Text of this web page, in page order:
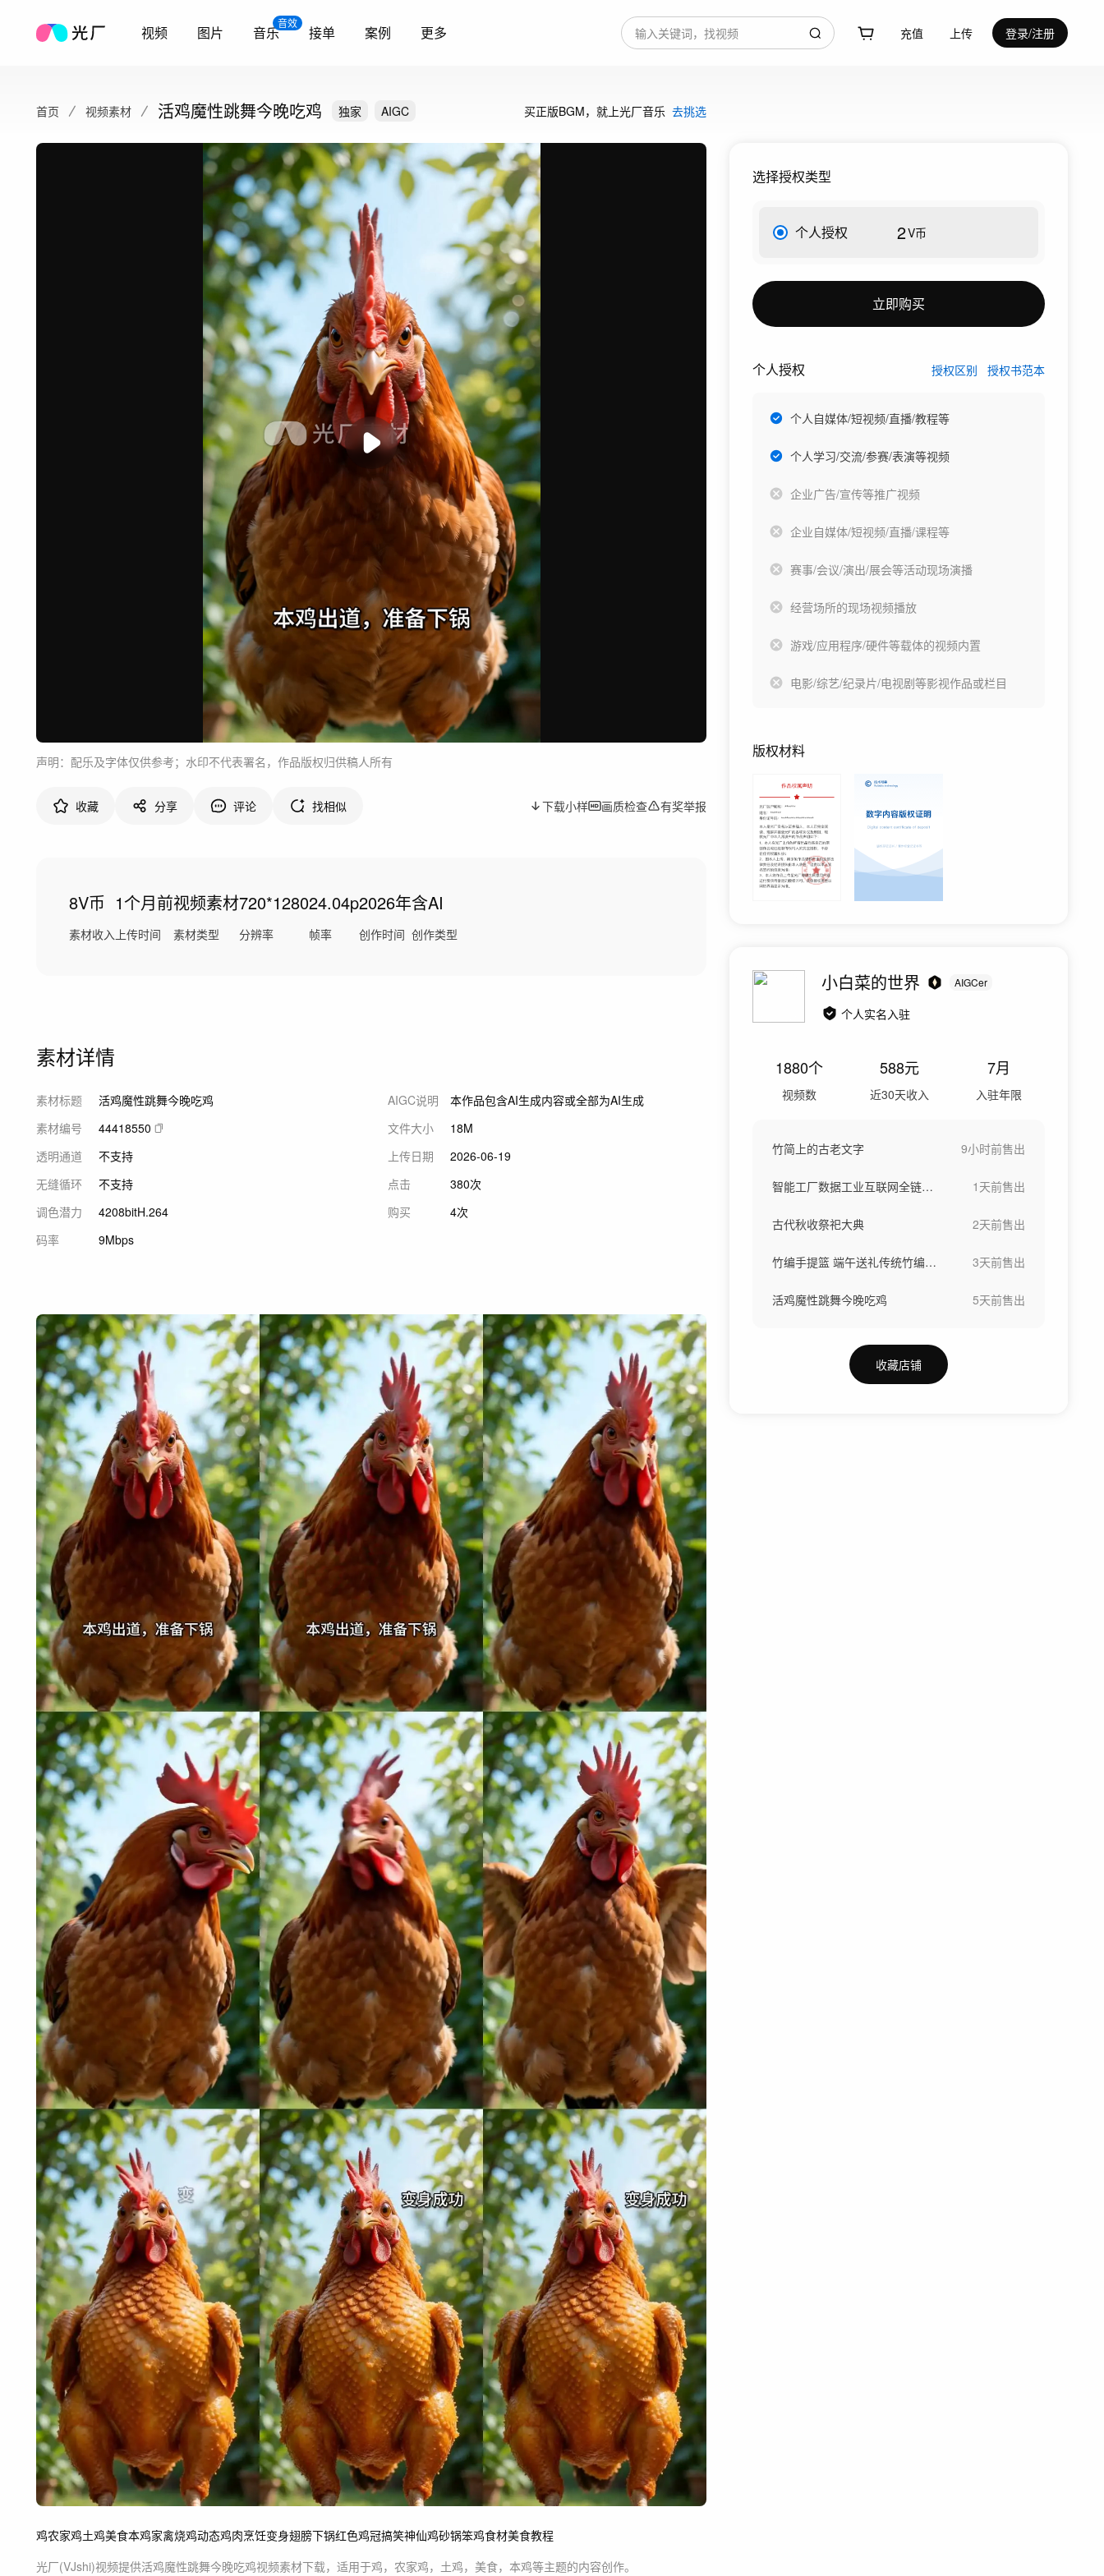
视频 图片
音效
音乐 接单 案例 更多 充值 上传 登录/注册
首页 视频素材 活鸡魔性跳舞今晚吃鸡 独家 AIGC 买正版BGM，就上光厂音乐 去挑选
声明：配乐及字体仅供参考；水印不代表署名，作品版权归供稿人所有
收藏 分享 评论 找相似 下载小样 画质检查 有奖举报
8V币
素材收入
1个月前
上传时间
视频素材
素材类型
720*1280
分辨率
24.04p
帧率
2026年
创作时间
含AI
创作类型
素材详情
素材标题
活鸡魔性跳舞今晚吃鸡
素材编号
44418550
透明通道
不支持
无缝循环
不支持
调色潜力
4208bitH.264
码率
9Mbps
AIGC说明
本作品包含AI生成内容或全部为AI生成
文件大小
18M
上传日期
2026-06-19
点击
380次
购买
4次
鸡农家鸡土鸡美食本鸡家禽烧鸡动态鸡肉烹饪变身翅膀下锅红色鸡冠搞笑神仙鸡砂锅笨鸡食材美食教程
光厂(VJshi)视频提供活鸡魔性跳舞今晚吃鸡视频素材下载，适用于鸡，农家鸡，土鸡，美食，本鸡等主题的内容创作。
选择授权类型
个人授权 2V币
立即购买
个人授权 授权区别 授权书范本
个人自媒体/短视频/直播/教程等
个人学习/交流/参赛/表演等视频
企业广告/宣传等推广视频
企业自媒体/短视频/直播/课程等
赛事/会议/演出/展会等活动现场演播
经营场所的现场视频播放
游戏/应用程序/硬件等载体的视频内置
电影/综艺/纪录片/电视剧等影视作品或栏目
版权材料
小白菜的世界 AIGCer
个人实名入驻
1880个
视频数
588元
近30天收入
7月
入驻年限
竹简上的古老文字 9小时前售出
智能工厂数据工业互联网全链路数据可视化 1天前售出
古代秋收祭祀大典 2天前售出
竹编手提篮 端午送礼传统竹编工艺制作过程 3天前售出
活鸡魔性跳舞今晚吃鸡 5天前售出
收藏店铺